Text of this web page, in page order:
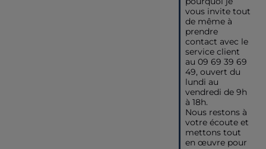
vous invite tout
de même à
prendre
contact avec le
service client
au 09 69 39 69
49, ouvert du
lundi au
vendredi de 9h
à 18h.
Nous restons à
votre écoute et
mettons tout
en œuvre pour